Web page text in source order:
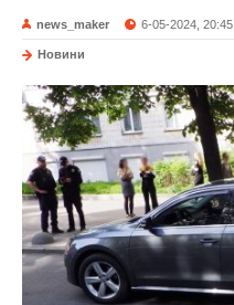
news_maker 6-05-2024, 20:45
Новини